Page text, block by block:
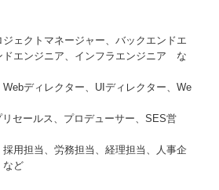
ジェクトマネージャー、バックエンドエ
ドエンジニア、インフラエンジニア な
Webディレクター、UIディレクター、We
リセールス、プロデューサー、SES営
採用担当、労務担当、経理担当、人事企
ど